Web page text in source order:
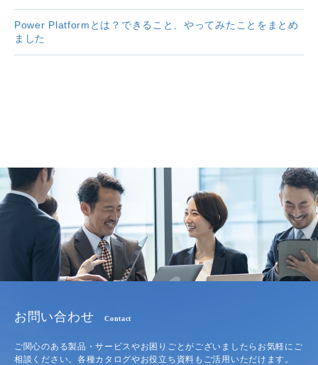
Power Platformとは？できること、やってみたことをまとめ
ました
お問い合わせ Contact
ご関心のある製品・サービスやお困りごとがございましたらお気軽にご
相談ください。各種カタログやお役立ち資料もご活用いただけます。